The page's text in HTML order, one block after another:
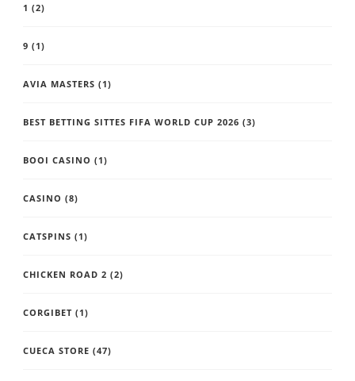
1 (2)
9 (1)
AVIA MASTERS (1)
BEST BETTING SITTES FIFA WORLD CUP 2026 (3)
BOOI CASINO (1)
CASINO (8)
CATSPINS (1)
CHICKEN ROAD 2 (2)
CORGIBET (1)
CUECA STORE (47)